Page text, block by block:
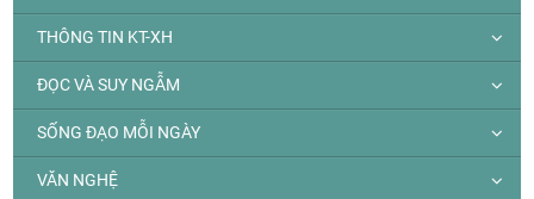
THÔNG TIN KT-XH
ĐỌC VÀ SUY NGẪM
SỐNG ĐẠO MỖI NGÀY
VĂN NGHỆ